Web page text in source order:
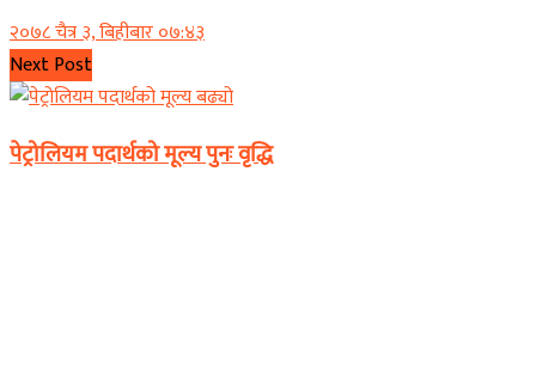
२०७८ चैत्र ३, बिहीबार ०७:४३
Next Post
पेट्रोलियम पदार्थको मूल्य पुनः वृद्धि